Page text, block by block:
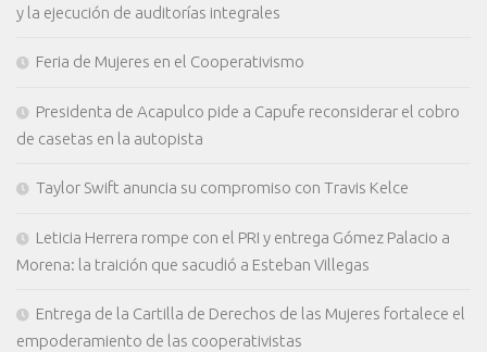
y la ejecución de auditorías integrales
Feria de Mujeres en el Cooperativismo
Presidenta de Acapulco pide a Capufe reconsiderar el cobro
de casetas en la autopista
Taylor Swift anuncia su compromiso con Travis Kelce
Leticia Herrera rompe con el PRI y entrega Gómez Palacio a
Morena: la traición que sacudió a Esteban Villegas
Entrega de la Cartilla de Derechos de las Mujeres fortalece el
empoderamiento de las cooperativistas